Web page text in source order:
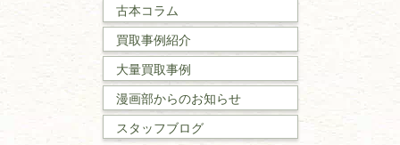
国文学・
理工書
数学書・物理学書
建築書
古本コラム
買取事例紹介
大量買取事例
漫画部からのお知らせ
スタッフブログ